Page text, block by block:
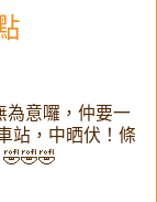
為意囉，仲要一
站，中晒伏！條